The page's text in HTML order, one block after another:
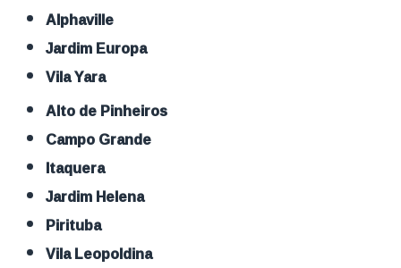
Alphaville
Jardim Europa
Vila Yara
Alto de Pinheiros
Campo Grande
Itaquera
Jardim Helena
Pirituba
Vila Leopoldina